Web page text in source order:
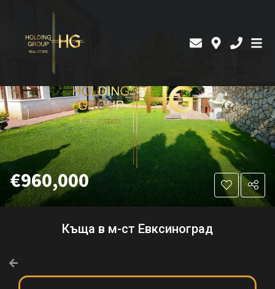
€960,000
Къща в м-ст Евксиноград